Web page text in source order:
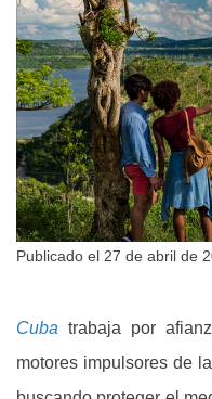
Publicado el 27 de abril de
Cuba trabaja por
motores impulsores de